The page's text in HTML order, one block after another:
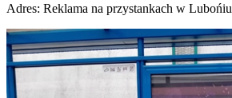
Adres: Reklama na przystankach w Lubońiu